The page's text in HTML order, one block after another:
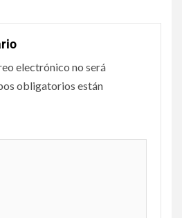
electrónico no será
obligatorios están